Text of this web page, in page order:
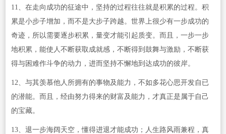
11、在走向成功的征途中，坚持的过程往往就是积累的过程。积
累是小步子增加，而不是大步子跨越。世界上很少有一步成功的
奇迹，所以需要逐步积累，量变才能引起质变。而且，一步一步
地积累，能使人不断获取成就感，不断得到鼓舞与激励，不断获
得与困难作斗争的动力，进而坚持不懈地到达成功的彼岸。
12、与其羡慕他人所拥有的事物及能力，不如多花心思开发自已
的潜能。而且，经由努力得来的财富及能力，才真正是属于自己
的宝藏。
13、退一步海阔天空，懂得进退才能成功；人生路风雨兼程，真